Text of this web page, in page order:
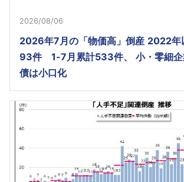
2026/08/06
2026年7月の「物価高」倒産 2022年
93件 1-7月累計533件、 小・零細企
債は小口化